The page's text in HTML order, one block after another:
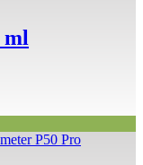
ml